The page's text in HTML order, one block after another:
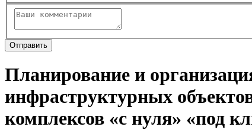
Планирование и
инфраструктурных
комплексов «с нуля» «под